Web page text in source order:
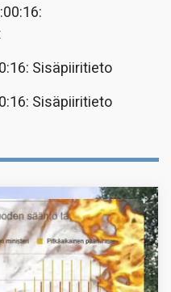
Sisäpiiritieto
Sisäpiiritieto